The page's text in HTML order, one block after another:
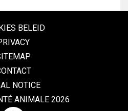
BELEID
NOTICE
ANIMALE 2026